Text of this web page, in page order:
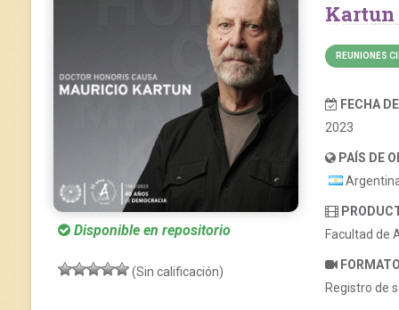
Disponible en repositorio
(Sin calificación)
Kartun
REUNIONES
FECHA
2023
PAÍS DE
Facultad de
Registro de